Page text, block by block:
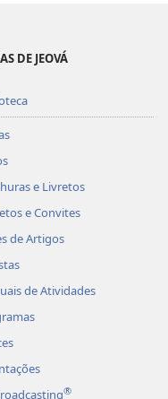
DE JEOVÁ
e Livretos
e Convites
de Artigos
de Atividades
®